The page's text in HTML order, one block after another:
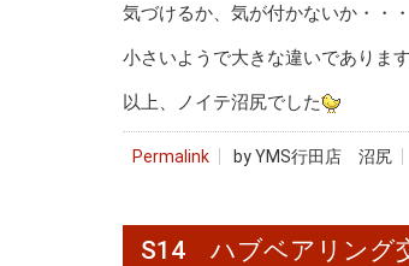
気づけるか、気が付かないか・・・
小さいようで大きな違いであります
以上、ノイテ沼尻でした
Permalink by YMS行田店 沼尻
S14 ハブベアリング